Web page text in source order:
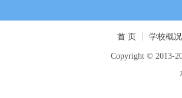
首 页 ┊ 学校概况
Copyright © 2013-